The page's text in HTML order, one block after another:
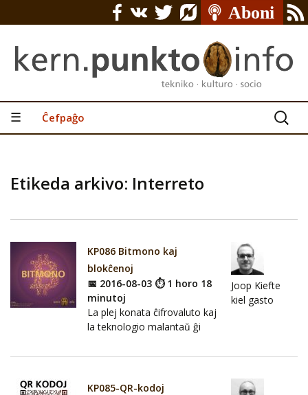
☰ Ĉefpaĝo
Serĉu:
Etikeda arkivo: Interreto
KP086 Bitmono kaj
blokĉenoj
📅 2016-08-03 ⏱ 1 horo 18
minutoj
La plej konata ĉifrovaluto kaj
la teknologio malantaŭ ĝi
Joop Kiefte
kiel gasto
KP085-QR-kodoj